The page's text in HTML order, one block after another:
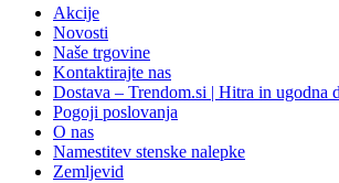
Akcije
Novosti
Naše trgovine
Kontaktirajte nas
Dostava – Trendom.si | Hitra in ugodna
Pogoji poslovanja
O nas
Namestitev stenske nalepke
Zemljevid